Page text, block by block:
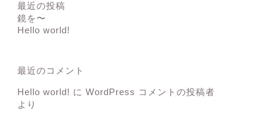
最近の投稿
鏡を〜
Hello world!
最近のコメント
Hello world! に WordPress コメントの投稿者
より